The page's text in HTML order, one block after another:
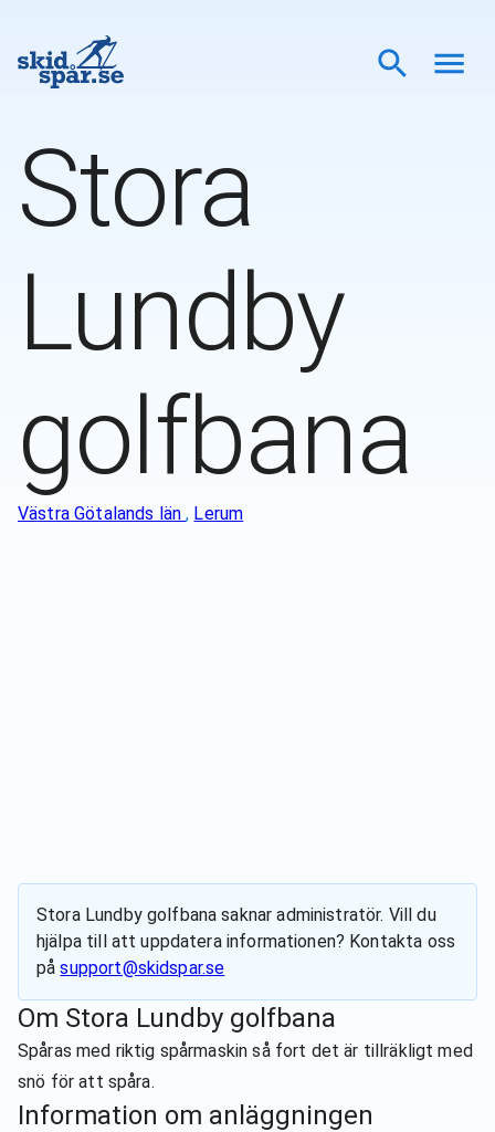
Stora
Lundby
golfbana
Västra Götalands län, Lerum
Stora Lundby golfbana saknar administratör. Vill du
hjälpa till att uppdatera informationen? Kontakta oss
på support@skidspar.se
Om Stora Lundby golfbana
Spåras med riktig spårmaskin så fort det är tillräkligt med
snö för att spåra.
Information om anläggningen